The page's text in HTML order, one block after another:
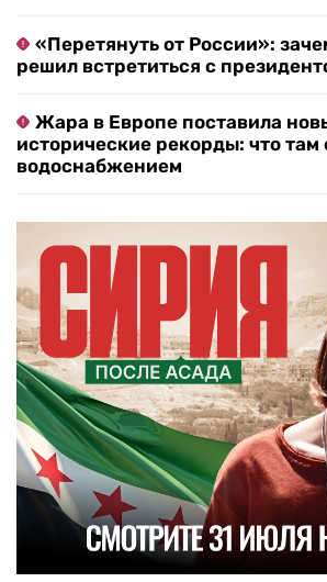
«Перетянуть от России»:
решил встретиться с
Жара в Европе поставила
исторические рекорды: что там
водоснабжением